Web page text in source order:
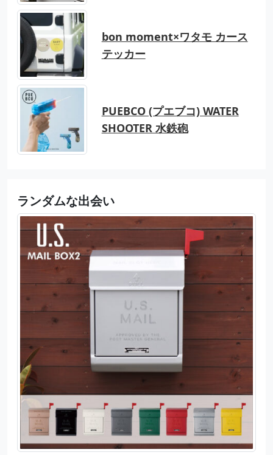
bon moment×ワタモ カース
テッカー
PUEBCO (プエブコ) WATER
SHOOTER 水鉄砲
ランダムな出会い